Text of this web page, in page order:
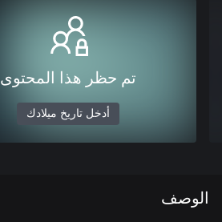
تم حظر هذا المحتوى
أدخل تاريخ ميلادك
الوصف